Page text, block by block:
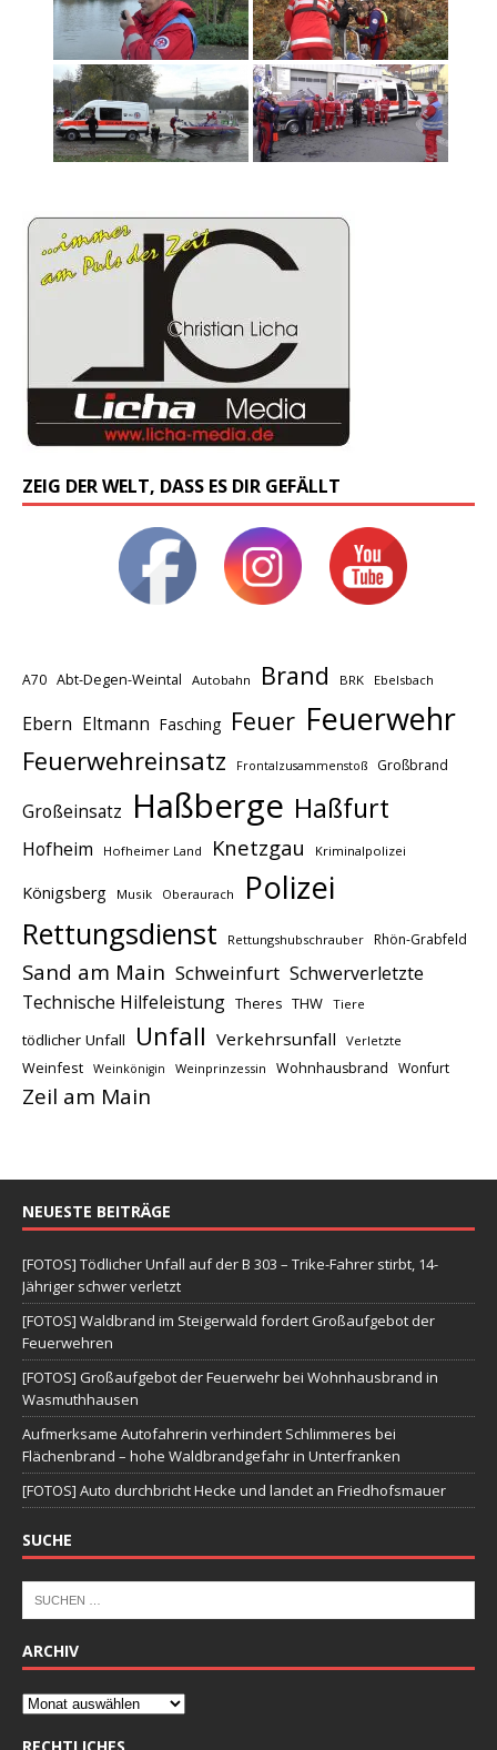
ZEIG DER WELT, DASS ES DIR GEFÄLLT
A70 Abt-Degen-Weintal Autobahn Brand BRK Ebelsbach
Ebern Eltmann Fasching Feuer Feuerwehr
Feuerwehreinsatz Frontalzusammenstoß Großbrand
Großeinsatz Haßberge Haßfurt
Hofheim Hofheimer Land Knetzgau Kriminalpolizei
Königsberg Musik Oberaurach Polizei
Rettungsdienst Rettungshubschrauber Rhön-Grabfeld
Sand am Main Schweinfurt Schwerverletzte
Technische Hilfeleistung Theres THW Tiere
tödlicher Unfall Unfall Verkehrsunfall Verletzte
Weinfest Weinkönigin Weinprinzessin Wohnhausbrand Wonfurt
Zeil am Main
NEUESTE BEITRÄGE
[FOTOS] Tödlicher Unfall auf der B 303 – Trike-Fahrer stirbt, 14-
Jähriger schwer verletzt
[FOTOS] Waldbrand im Steigerwald fordert Großaufgebot der
Feuerwehren
[FOTOS] Großaufgebot der Feuerwehr bei Wohnhausbrand in
Wasmuthhausen
Aufmerksame Autofahrerin verhindert Schlimmeres bei
Flächenbrand – hohe Waldbrandgefahr in Unterfranken
[FOTOS] Auto durchbricht Hecke und landet an Friedhofsmauer
SUCHE
ARCHIV